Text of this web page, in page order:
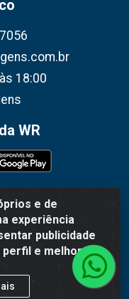
e de
experiência
publicidade
e melhorar a
18:00
WR
de Araújo, 1360 -
628 - CNPJ